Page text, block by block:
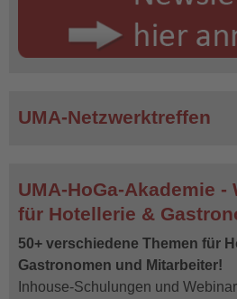
UMA-Netzwerktreffen
UMA-HoGa-Akademie
für Hotellerie &
50+ verschiedene Themen für
Gastronomen und Mitarbeiter!
Inhouse-Schulungen und